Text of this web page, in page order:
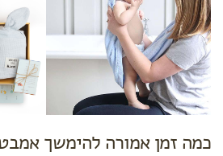
כמה זמן אמורה להימשך